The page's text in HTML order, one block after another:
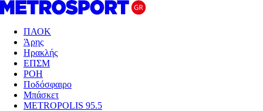
ΠΑΟΚ
Άρης
Ηρακλής
ΕΠΣΜ
ΡΟΗ
Ποδόσφαιρο
Μπάσκετ
METROPOLIS 95.5